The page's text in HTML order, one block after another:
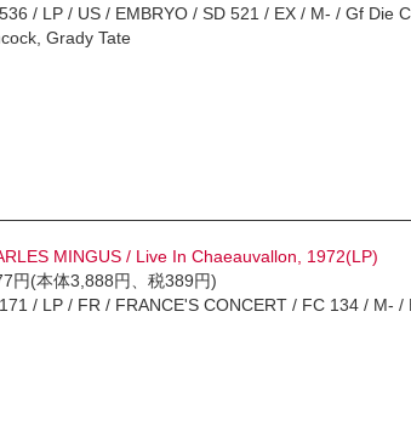
/ LP / US / EMBRYO / SD 521 / EX / M- / Gf Die
Grady Tate
MINGUS / Live In Chaeauvallon, 1972(LP)
円(本体3,888円、税389円)
/ LP / FR / FRANCE'S CONCERT / FC 134 / M-